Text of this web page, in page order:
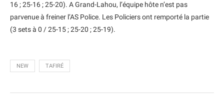
16 ; 25-16 ; 25-20). A Grand-Lahou, l’équipe hôte n’est pas
parvenue à freiner l’AS Police. Les Policiers ont remporté la partie
(3 sets à 0 / 25-15 ; 25-20 ; 25-19).
NEW TAFIRÉ